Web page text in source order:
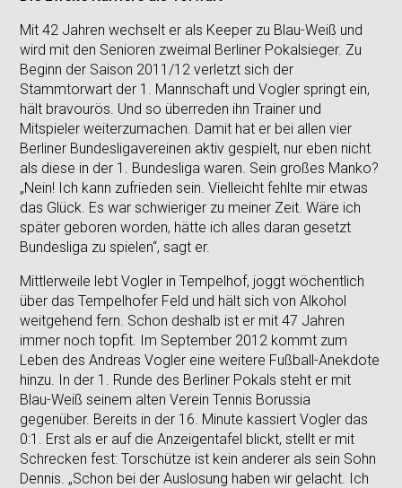
Mit 42 Jahren wechselt er als Keeper zu Blau-Weiß und
wird mit den Senioren zweimal Berliner Pokalsieger. Zu
Beginn der Saison 2011/12 verletzt sich der
Stammtorwart der 1. Mannschaft und Vogler springt ein,
hält bravourös. Und so überreden ihn Trainer und
Mitspieler weiterzumachen. Damit hat er bei allen vier
Berliner Bundesligavereinen aktiv gespielt, nur eben nicht
als diese in der 1. Bundesliga waren. Sein großes Manko?
„Nein! Ich kann zufrieden sein. Vielleicht fehlte mir etwas
das Glück. Es war schwieriger zu meiner Zeit. Wäre ich
später geboren worden, hätte ich alles daran gesetzt
Bundesliga zu spielen“, sagt er.
Mittlerweile lebt Vogler in Tempelhof, joggt wöchentlich
über das Tempelhofer Feld und hält sich von Alkohol
weitgehend fern. Schon deshalb ist er mit 47 Jahren
immer noch topfit. Im September 2012 kommt zum
Leben des Andreas Vogler eine weitere Fußball-Anekdote
hinzu. In der 1. Runde des Berliner Pokals steht er mit
Blau-Weiß seinem alten Verein Tennis Borussia
gegenüber. Bereits in der 16. Minute kassiert Vogler das
0:1. Erst als er auf die Anzeigentafel blickt, stellt er mit
Schrecken fest: Torschütze ist kein anderer als sein Sohn
Dennis. „Schon bei der Auslosung haben wir gelacht. Ich